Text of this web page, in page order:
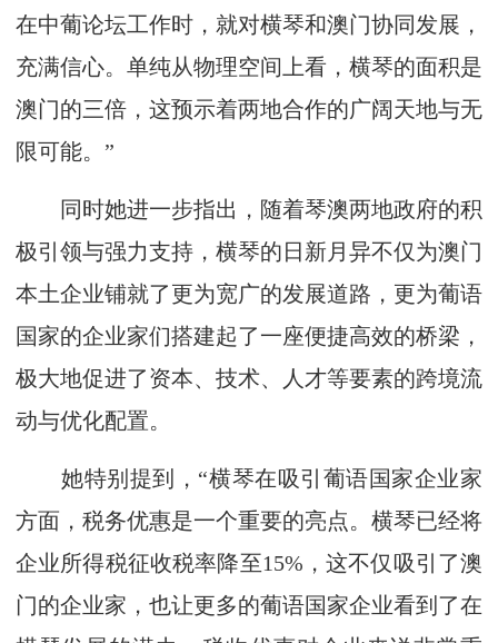
在中葡论坛工作时，就对横琴和澳门协同发展，
充满信心。单纯从物理空间上看，横琴的面积是
澳门的三倍，这预示着两地合作的广阔天地与无
限可能。”
同时她进一步指出，随着琴澳两地政府的积
极引领与强力支持，横琴的日新月异不仅为澳门
本土企业铺就了更为宽广的发展道路，更为葡语
国家的企业家们搭建起了一座便捷高效的桥梁，
极大地促进了资本、技术、人才等要素的跨境流
动与优化配置。
她特别提到，“横琴在吸引葡语国家企业家
方面，税务优惠是一个重要的亮点。横琴已经将
企业所得税征收税率降至15%，这不仅吸引了澳
门的企业家，也让更多的葡语国家企业看到了在